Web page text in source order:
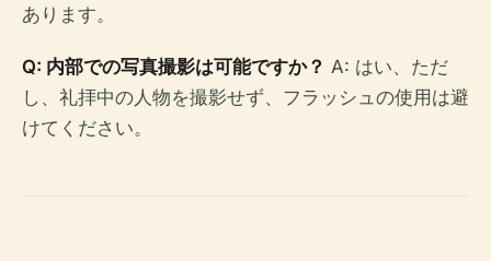
あります。
Q: 内部での写真撮影は可能ですか？ A: はい、ただ
し、礼拝中の人物を撮影せず、フラッシュの使用は避
けてください。